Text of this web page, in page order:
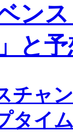
ン
と予
チャ
タイム